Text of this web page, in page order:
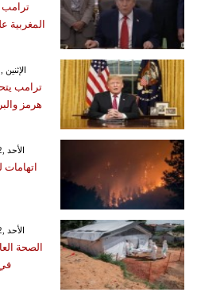
ترامب
المغربية
GMT 02:03 2026 الإثنين ,03 آب / أغسطس
ترامب
هرمز
GMT 22:02 2026 الأحد ,02 آب / أغسطس
GMT 13:04 2026 الأحد ,02 آب / أغسطس
الصحة